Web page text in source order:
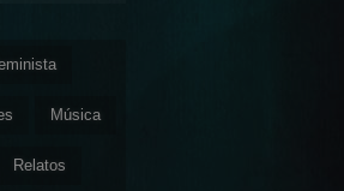
Música
Relatos